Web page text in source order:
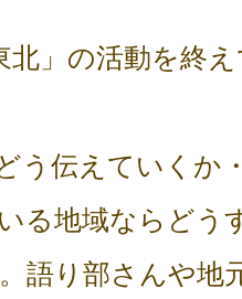
北」の活動を終
う伝えていくか
る地域ならどう
語り部さんや地